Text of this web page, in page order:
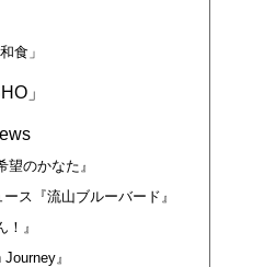
食」
」
のかなた』
ス『流山ブルーバード』
』
』